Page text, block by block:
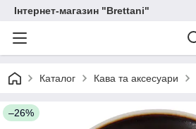
Інтернет-магазин "Brettani"
Каталог Кава та аксесуари
–26%